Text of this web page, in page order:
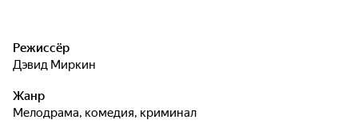
Режиссёр
Дэвид Миркин
Жанр
мелодрама, комедия, криминал